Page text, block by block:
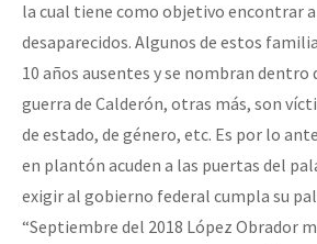
Niñxs
ETIQUETAS
MULTIMEDIA
Audio
Fotorreportaje
Video
“Sonhando a Terra do Bem Virá” se
Se o México sabe, que o mundo saiba!
[25 abr – CDMX] Tokín por el CNI: 30
la cual tiene como objetivo encontrar
desaparecidos. Algunos de estos
10 años ausentes y se nombran dentro
guerra de Calderón, otras más, son
de estado, de género, etc. Es por lo
en plantón acuden a las puertas del
exigir al gobierno federal cumpla su
“Septiembre del 2018 López Obrador